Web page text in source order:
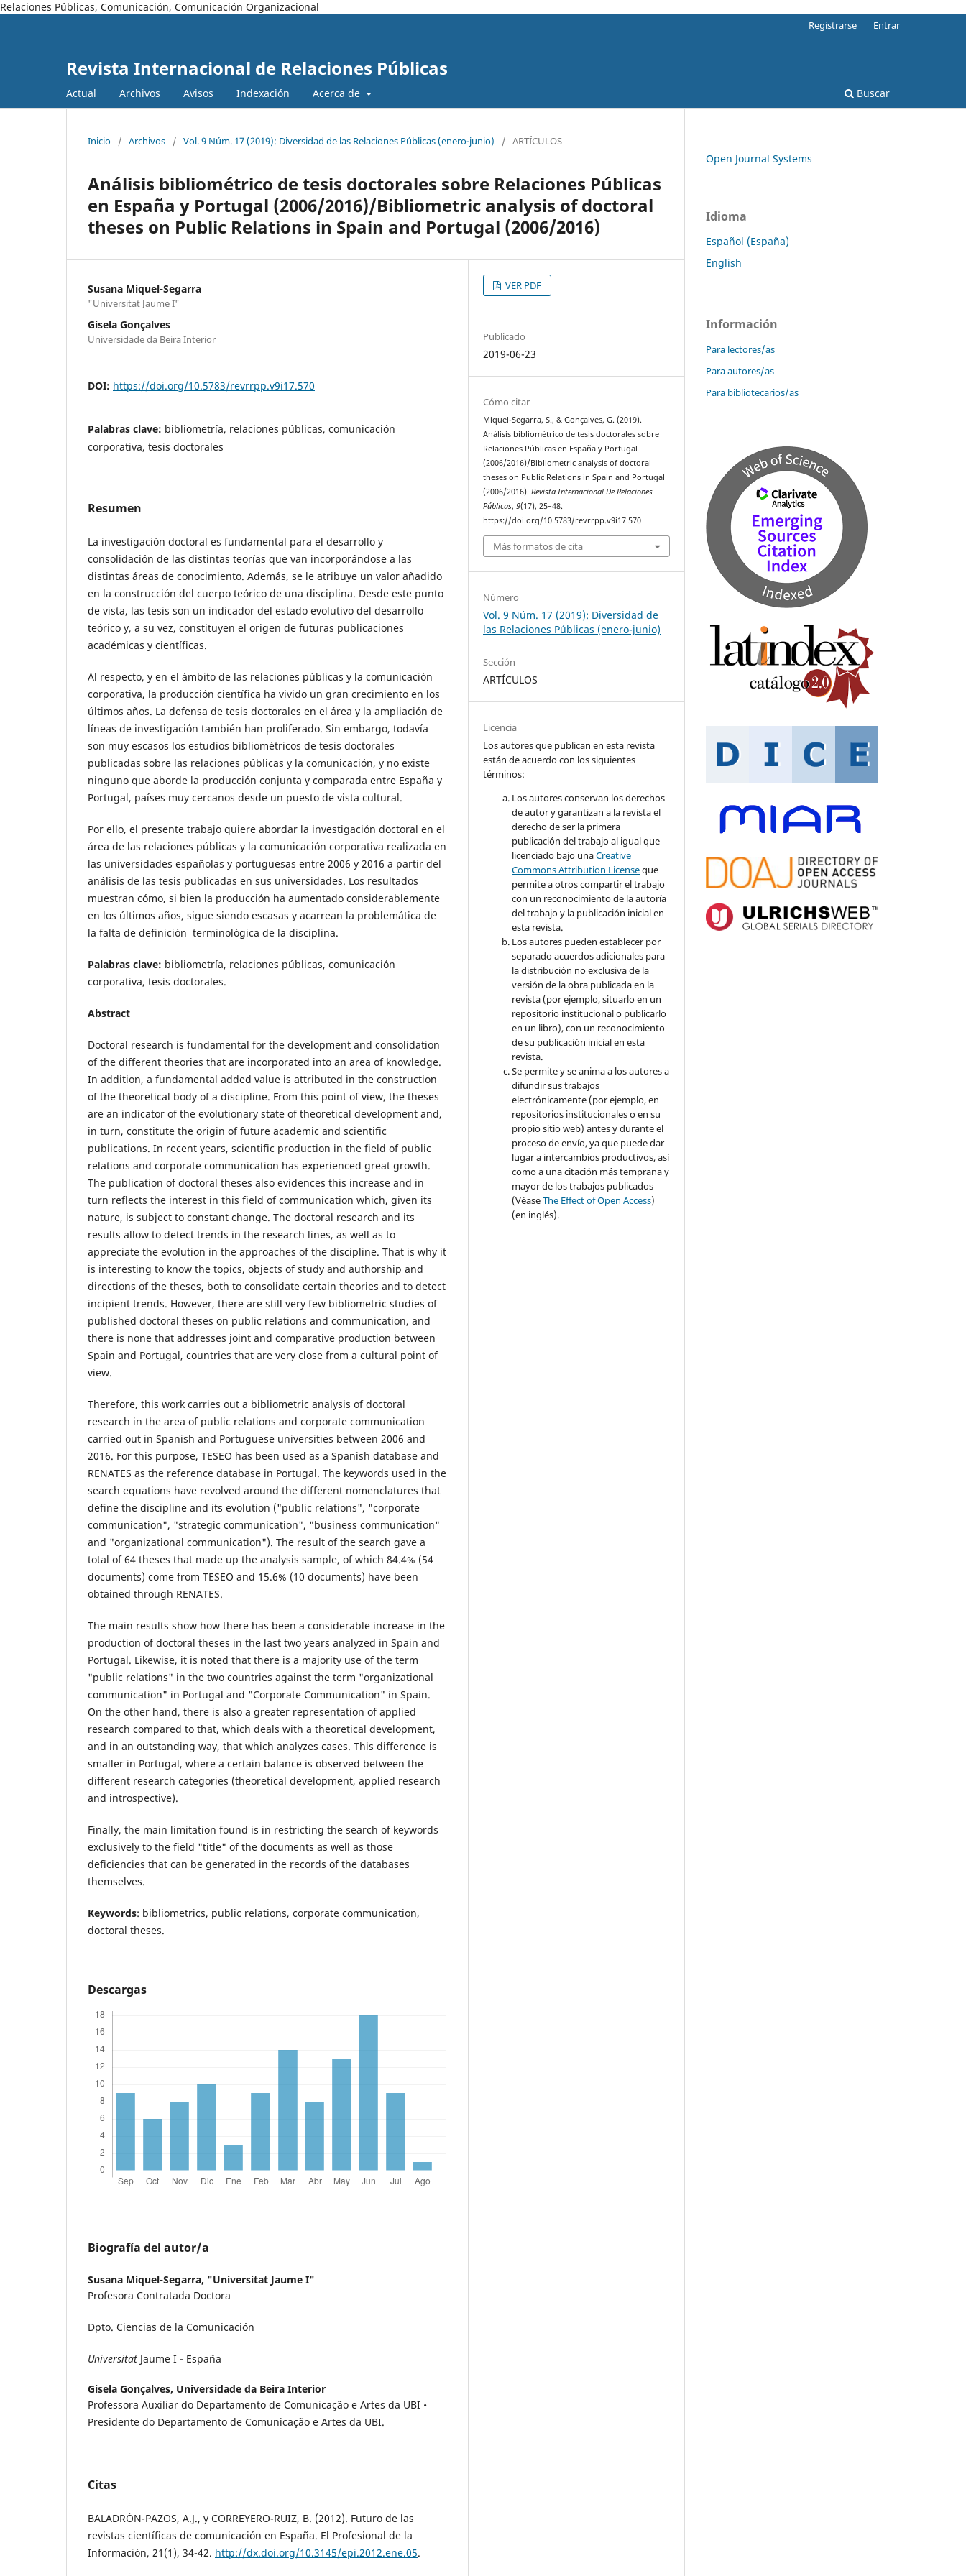
Relaciones Públicas, Comunicación, Comunicación Organizacional
Revista Internacional de Relaciones Públicas
Actual Archivos Avisos Indexación Acerca de Buscar
Registrarse Entrar
Inicio / Archivos / Vol. 9 Núm. 17 (2019): Diversidad de las Relaciones Públicas (enero-junio) / ARTÍCULOS
Análisis bibliométrico de tesis doctorales sobre Relaciones Públicas
en España y Portugal (2006/2016)/Bibliometric analysis of doctoral
theses on Public Relations in Spain and Portugal (2006/2016)
Susana Miquel-Segarra
"Universitat Jaume I"
Gisela Gonçalves
Universidade da Beira Interior
DOI: https://doi.org/10.5783/revrrpp.v9i17.570
Palabras clave: bibliometría, relaciones públicas, comunicación
corporativa, tesis doctorales
Resumen
La investigación doctoral es fundamental para el desarrollo y
consolidación de las distintas teorías que van incorporándose a las
distintas áreas de conocimiento. Además, se le atribuye un valor añadido
en la construcción del cuerpo teórico de una disciplina. Desde este punto
de vista, las tesis son un indicador del estado evolutivo del desarrollo
teórico y, a su vez, constituyen el origen de futuras publicaciones
académicas y científicas.
Al respecto, y en el ámbito de las relaciones públicas y la comunicación
corporativa, la producción científica ha vivido un gran crecimiento en los
últimos años. La defensa de tesis doctorales en el área y la ampliación de
líneas de investigación también han proliferado. Sin embargo, todavía
son muy escasos los estudios bibliométricos de tesis doctorales
publicadas sobre las relaciones públicas y la comunicación, y no existe
ninguno que aborde la producción conjunta y comparada entre España y
Portugal, países muy cercanos desde un puesto de vista cultural.
Por ello, el presente trabajo quiere abordar la investigación doctoral en el
área de las relaciones públicas y la comunicación corporativa realizada en
las universidades españolas y portuguesas entre 2006 y 2016 a partir del
análisis de las tesis publicadas en sus universidades. Los resultados
muestran cómo, si bien la producción ha aumentado considerablemente
en los últimos años, sigue siendo escasas y acarrean la problemática de
la falta de definición terminológica de la disciplina.
Palabras clave: bibliometría, relaciones públicas, comunicación
corporativa, tesis doctorales.
Abstract
Doctoral research is fundamental for the development and consolidation
of the different theories that are incorporated into an area of ​​knowledge.
In addition, a fundamental added value is attributed in the construction
of the theoretical body of a discipline. From this point of view, the theses
are an indicator of the evolutionary state of theoretical development and,
in turn, constitute the origin of future academic and scientific
publications. In recent years, scientific production in the field of public
relations and corporate communication has experienced great growth.
The publication of doctoral theses also evidences this increase and in
turn reflects the interest in this field of communication which, given its
nature, is subject to constant change. The doctoral research and its
results allow to detect trends in the research lines, as well as to
appreciate the evolution in the approaches of the discipline. That is why it
is interesting to know the topics, objects of study and authorship and
directions of the theses, both to consolidate certain theories and to detect
incipient trends. However, there are still very few bibliometric studies of
published doctoral theses on public relations and communication, and
there is none that addresses joint and comparative production between
Spain and Portugal, countries that are very close from a cultural point of
view.
Therefore, this work carries out a bibliometric analysis of doctoral
research in the area of public relations and corporate communication
carried out in Spanish and Portuguese universities between 2006 and
2016. For this purpose, TESEO has been used as a Spanish database and
RENATES as the reference database in Portugal. The keywords used in the
search equations have revolved around the different nomenclatures that
define the discipline and its evolution ("public relations", "corporate
communication", "strategic communication", "business communication"
and "organizational communication"). The result of the search gave a
total of 64 theses that made up the analysis sample, of which 84.4% (54
documents) come from TESEO and 15.6% (10 documents) have been
obtained through RENATES.
The main results show how there has been a considerable increase in the
production of doctoral theses in the last two years analyzed in Spain and
Portugal. Likewise, it is noted that there is a majority use of the term
"public relations" in the two countries against the term "organizational
communication" in Portugal and "Corporate Communication" in Spain.
On the other hand, there is also a greater representation of applied
research compared to that, which deals with a theoretical development,
and in an outstanding way, that which analyzes cases. This difference is
smaller in Portugal, where a certain balance is observed between the
different research categories (theoretical development, applied research
and introspective).
Finally, the main limitation found is in restricting the search of keywords
exclusively to the field "title" of the documents as well as those
deficiencies that can be generated in the records of the databases
themselves.
Keywords: bibliometrics, public relations, corporate communication,
doctoral theses.
Descargas
Biografía del autor/a
Susana Miquel-Segarra, "Universitat Jaume I"
Profesora Contratada Doctora
Dpto. Ciencias de la Comunicación
Universitat Jaume I - España
Gisela Gonçalves, Universidade da Beira Interior
Professora Auxiliar do Departamento de Comunicação e Artes da UBI •
Presidente do Departamento de Comunicação e Artes da UBI.
Citas
BALADRÓN-PAZOS, A.J., y CORREYERO-RUIZ, B. (2012). Futuro de las
revistas científicas de comunicación en España. El Profesional de la
Información, 21(1), 34-42. http://dx.doi.org/10.3145/epi.2012.ene.05.
VER PDF
Publicado
2019-06-23
Cómo citar
Miquel-Segarra, S., & Gonçalves, G. (2019).
Análisis bibliométrico de tesis doctorales sobre
Relaciones Públicas en España y Portugal
(2006/2016)/Bibliometric analysis of doctoral
theses on Public Relations in Spain and Portugal
(2006/2016).Revista Internacional De Relaciones
Públicas,9(17), 25–48.
https://doi.org/10.5783/revrrpp.v9i17.570
Más formatos de cita
Número
Vol. 9 Núm. 17 (2019): Diversidad de
las Relaciones Públicas (enero-junio)
Sección
ARTÍCULOS
Licencia
Los autores que publican en esta revista
están de acuerdo con los siguientes
términos:
Los autores conservan los derechos
de autor y garantizan a la revista el
derecho de ser la primera
publicación del trabajo al igual que
licenciado bajo unaCreative
Commons Attribution Licenseque
permite a otros compartir el trabajo
con un reconocimiento de la autoría
del trabajo y la publicación inicial en
esta revista.
Los autores pueden establecer por
separado acuerdos adicionales para
la distribución no exclusiva de la
versión de la obra publicada en la
revista (por ejemplo, situarlo en un
repositorio institucional o publicarlo
en un libro), con un reconocimiento
de su publicación inicial en esta
revista.
Se permite y se anima a los autores a
difundir sus trabajos
electrónicamente (por ejemplo, en
repositorios institucionales o en su
propio sitio web) antes y durante el
proceso de envío, ya que puede dar
lugar a intercambios productivos, así
como a una citación más temprana y
mayor de los trabajos publicados
(VéaseThe Effect of Open Access)
(en inglés).
Open Journal Systems
Idioma
Español (España)
English
Información
Para lectores/as
Para autores/as
Para bibliotecarios/as